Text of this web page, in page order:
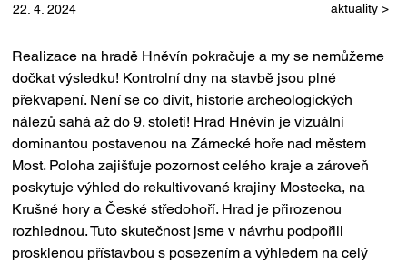
Realizace na hradě Hněvín pokračuje a my se nemůžeme
dočkat výsledku! Kontrolní dny na stavbě jsou plné
překvapení. Není se co divit, historie archeologických
nálezů sahá až do 9. století! Hrad Hněvín je vizuální
dominantou postavenou na Zámecké hoře nad městem
Most. Poloha zajišťuje pozornost celého kraje a zároveň
poskytuje výhled do rekultivované krajiny Mostecka, na
Krušné hory a České středohoří. Hrad je přirozenou
rozhlednou. Tuto skutečnost jsme v návrhu podpořili
prosklenou přístavbou s posezením a výhledem na celý
22. 4. 2024 aktuality >